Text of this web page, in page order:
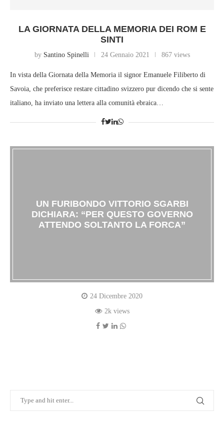
LA GIORNATA DELLA MEMORIA DEI ROM E
SINTI
by Santino Spinelli 24 Gennaio 2021 867 views
In vista della Giornata della Memoria il signor Emanuele Filiberto di
Savoia, che preferisce restare cittadino svizzero pur dicendo che si sente
italiano, ha inviato una lettera alla comunità ebraica…
UN FURIBONDO VITTORIO SGARBI
DICHIARA: “PER QUESTO GOVERNO
ATTENDO SOLTANTO LA FORCA”
24 Dicembre 2020
2k views